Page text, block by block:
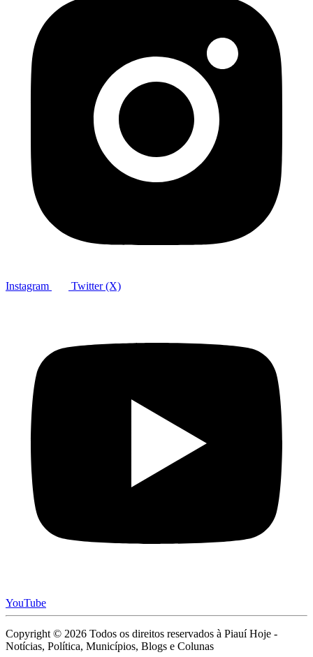
Instagram Twitter (X)
YouTube
Copyright © 2026 Todos os direitos reservados à Piauí Hoje -
Notícias, Política, Municípios, Blogs e Colunas